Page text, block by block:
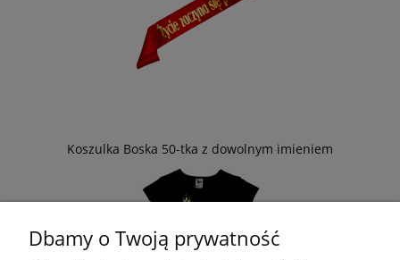
Koszulka Boska 50-tka z dowolnym imieniem
Dbamy o Twoją prywatność